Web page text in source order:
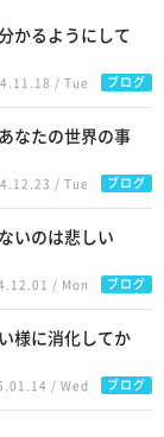
かるようにして
/ Tue ブログ
なたの世界の事
/ Tue ブログ
いのは悲しい
/ Mon ブログ
様に消化してか
/ Wed ブログ